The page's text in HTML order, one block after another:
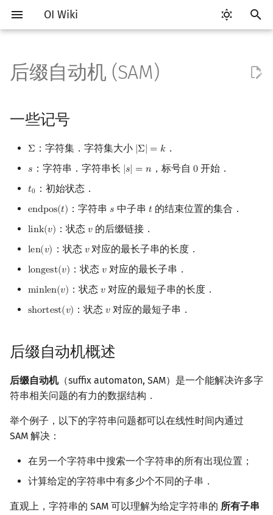
OI Wiki
入
以
Getting Started
关于本项目
如何参与
OI Wiki 不是什么
格式手册
数学符号表
镜像站列表
比赛相关简介
赛事
题型
学习路线
学习资源
技巧
常见错误
常见技巧
工具软件简介
代码编辑工具
VS Code
Atom
Eclipse
Kate
Dev-C++
Xcode
Code::Blocks
评测工具 Cena
CCR Plus
Lemon
命令行
命令行编译与调试
编译器
WSL (Windows 10)
Special Judge
Generator
Validator
Interactor
Polygon
OJ 工具
Git
语言基础简介
C++ 基础
变量
运算
流程控制语句
函数
文件操作
C++ 标准库 STL 算法
bitset
string
C++ 进阶
值类别
重载运算符
引用
新版 C++ 特性
Lambda 表达式
C++ 与其他常用语言的区别
Pascal 转 C++ 急救
Python 速成
Java 速成
算法基础简介
复杂度
枚举
模拟
递归 & 分治
贪心
冒泡排序
插入排序
计数排序
快速排序
归并排序
希尔排序
排序应用
前缀和 & 差分
倍增
构造
搜索部分简介
DFS（搜索）
BFS（搜索）
双向搜索
启发式搜索
A*
迭代加深搜索
IDA*
Dancing Links
Alpha–Beta 剪枝
动态规划部分简介
动态规划基础
记忆化搜索
背包 DP
区间 DP
DAG 上的 DP
状压 DP
插头 DP
计数 DP
概率 DP
DP 优化
斜率优化
四边形不等式优化
Slope Trick 优化
状态设计优化
后缀数组简介
最优原地后缀排序算法
一些记号
后缀自动机概述
定义
子串和路径
简单例子
线性复杂度的构造算法
结束位置 endpos
后缀链接 link
算法
过程
线性时间复杂度
更多性质
数学部分简介
布尔代数
数字系统 平衡三进制
格雷码
位操作
二进制集合操作
高精度计算
置换和排列
复数
数论
素数
最大公约数
欧拉函数
分解质因数
裴蜀定理 & 一次不定方程
线性同余方程
卢卡斯定理
快速傅里叶变换
快速数论变换
快速沃尔什变换
多项式牛顿迭代
多项式多点求值|快速插值
多项式平移|连续点值平移
普通生成函数
组合数学
容斥原理
斐波那契数列
错位排列
斯特林数
贝尔数
Eulerian Number
图论计数
内积和外积
矩阵
初等变换
线性空间
线性基
对角化
线性规划
环论
域论
Schreier–Sims 算法
随机变量
随机变量的数字特征
概率不等式
零和游戏
非公平组合游戏
高斯消元
牛顿迭代法
数据结构部分简介
队列
链表
并查集
配对堆
左偏树
块状数据结构
块状链表
树分块
Sqrt Tree
单调队列
ST 表
线段树
李超线段树
猫树
区间最值操作 & 区间历史
值
Kinetic Tournament Tree
二叉搜索树 & 平衡树
Splay 树
WBLT
替罪羊树
Size Balanced Tree
AVL 树
AA 树
可持久化块状数组
可持久化平衡树
可持久化字典树
线段树套平衡树
树状数组套权值线段树
分块套树状数组
Euler Tour Tree
Top Tree
图论部分简介
图论相关概念
图的存储
DFS（图论）
BFS（图论）
树上问题
树的中心
树的重心
最近公共祖先
树上启发式合并
虚树
AHU 算法
拓扑排序
k 短路
同余最短路
生成树问题
最小直径生成树
斯坦纳树
连通性相关
割点和桥
圆方树
点/边连通度
最小环
最小割
费用流
上下界网络流
二分图最大权匹配
一般图最大匹配
一般图最大权匹配
计算几何部分简介
二维计算几何基础
三维计算几何基础
距离
Pick 定理
三角剖分
扫描线
半平面交
平面最近点对
反演变换
杂项简介
离散化
双指针
离线算法
整体二分
莫队算法
分数规划
随机化
爬山算法
模拟退火
有限状态自动机
字节顺序
约瑟夫问题
在一台机器上规划任务
Garsia–Wachs 算法
RMQ
并查集应用
括号序列
线段树与离线询问
后缀自动机 (SAM)
一些记号
Σ
Σ ：字符集．字符集大小 |Σ| = 𝑘
|Σ| =k ．
𝑠
s ：字符串．字符串长 |𝑠| = 𝑛
|s =n ，标号自 0
0开始．
𝑡0
t0 ：初始状态．
endpos(𝑡)
endpos(t ：字符串 𝑠
s 中子串 𝑡
t 的结束位置的集合．
link(𝑣)
link(v) ：状态𝑣
v 的后缀链接．
len(𝑣)
len(v) ：状态 𝑣
v对应的最长子串的长度．
longest(𝑣)
longest(v) ：状态𝑣
v对应的最长子串．
minlen(𝑣)
minlen(v) ：状态𝑣
v 对应的最短子串的长度．
shortest(𝑣)
shortest(v) ：状态𝑣
v 对应的最短子串．
后缀自动机概述
后缀自动机（suffix automaton, SAM）是一个能解决许多字
符串相关问题的有力的数据结构．
举个例子，以下的字符串问题都可以在线性时间内通过
SAM 解决：
在另一个字符串中搜索一个字符串的所有出现位置；
计算给定的字符串中有多少个不同的子串．
直观上，字符串的 SAM 可以理解为给定字符串的 所有子串